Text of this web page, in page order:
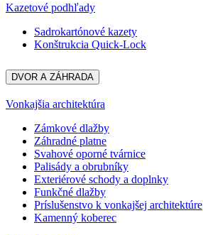
Kazetové podhľady
Sadrokartónové kazety
Konštrukcia Quick-Lock
DVOR A ZÁHRADA
Vonkajšia architektúra
Zámkové dlažby
Záhradné platne
Svahové oporné tvárnice
Palisády a obrubníky
Exteriérové schody a doplnky
Funkčné dlažby
Príslušenstvo k vonkajšej architektúre
Kamenný koberec